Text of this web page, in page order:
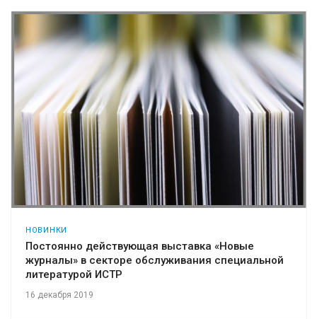
НОВИНКИ
Постоянно действующая выставка «Новые
журналы» в секторе обслуживания специальной
литературой ИСТР
16 декабря 2019